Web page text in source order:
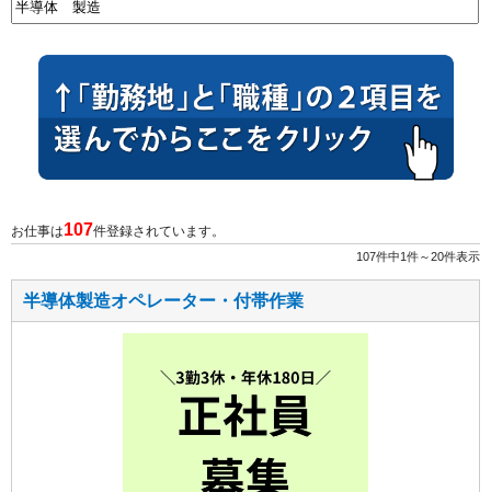
お仕事は107件登録されています。
107件中1件～20件表示
半導体製造オペレーター・付帯作業